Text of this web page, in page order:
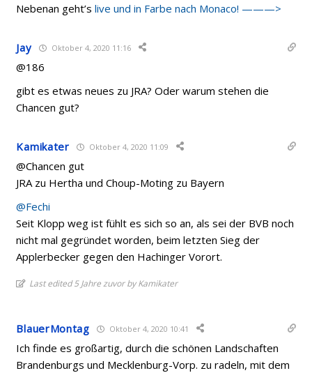
Nebenan geht’slive und in Farbe nach Monaco! ———>
Jay Oktober 4, 2020 11:16
@186
gibt es etwas neues zu JRA? Oder warum stehen die
Chancen gut?
Kamikater Oktober 4, 2020 11:09
@Chancen gut
JRA zu Hertha und Choup-Moting zu Bayern
@Fechi
Seit Klopp weg ist fühlt es sich so an, als sei der BVB noch
nicht mal gegründet worden, beim letzten Sieg der
Applerbecker gegen den Hachinger Vorort.
Last edited 5 Jahre zuvor by Kamikater
BlauerMontag Oktober 4, 2020 10:41
Ich finde es großartig, durch die schönen Landschaften
Brandenburgs und Mecklenburg-Vorp. zu radeln, mit dem